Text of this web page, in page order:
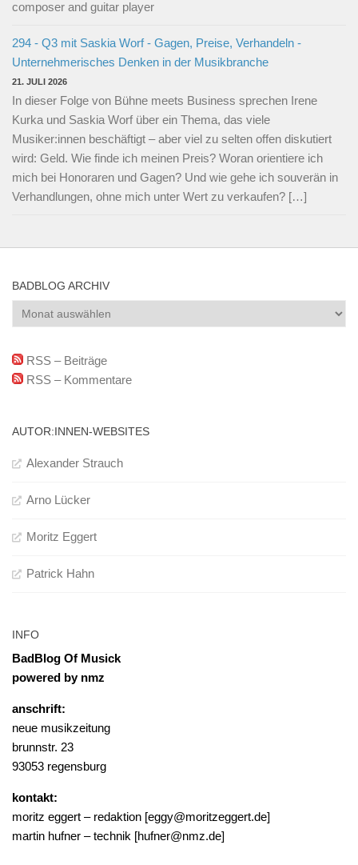
composer and guitar player
294 - Q3 mit Saskia Worf - Gagen, Preise, Verhandeln -
Unternehmerisches Denken in der Musikbranche
21. JULI 2026
In dieser Folge von Bühne meets Business sprechen Irene
Kurka und Saskia Worf über ein Thema, das viele
Musiker:innen beschäftigt – aber viel zu selten offen diskutiert
wird: Geld. Wie finde ich meinen Preis? Woran orientiere ich
mich bei Honoraren und Gagen? Und wie gehe ich souverän in
Verhandlungen, ohne mich unter Wert zu verkaufen? […]
BADBLOG ARCHIV
BadBlog
Archiv
RSS – Beiträge
RSS – Kommentare
AUTOR:INNEN-WEBSITES
Alexander Strauch
Arno Lücker
Moritz Eggert
Patrick Hahn
INFO
BadBlog Of Musick
powered by nmz
anschrift:
neue musikzeitung
brunnstr. 23
93053 regensburg
kontakt:
moritz eggert – redaktion [eggy@moritzeggert.de]
martin hufner – technik [hufner@nmz.de]